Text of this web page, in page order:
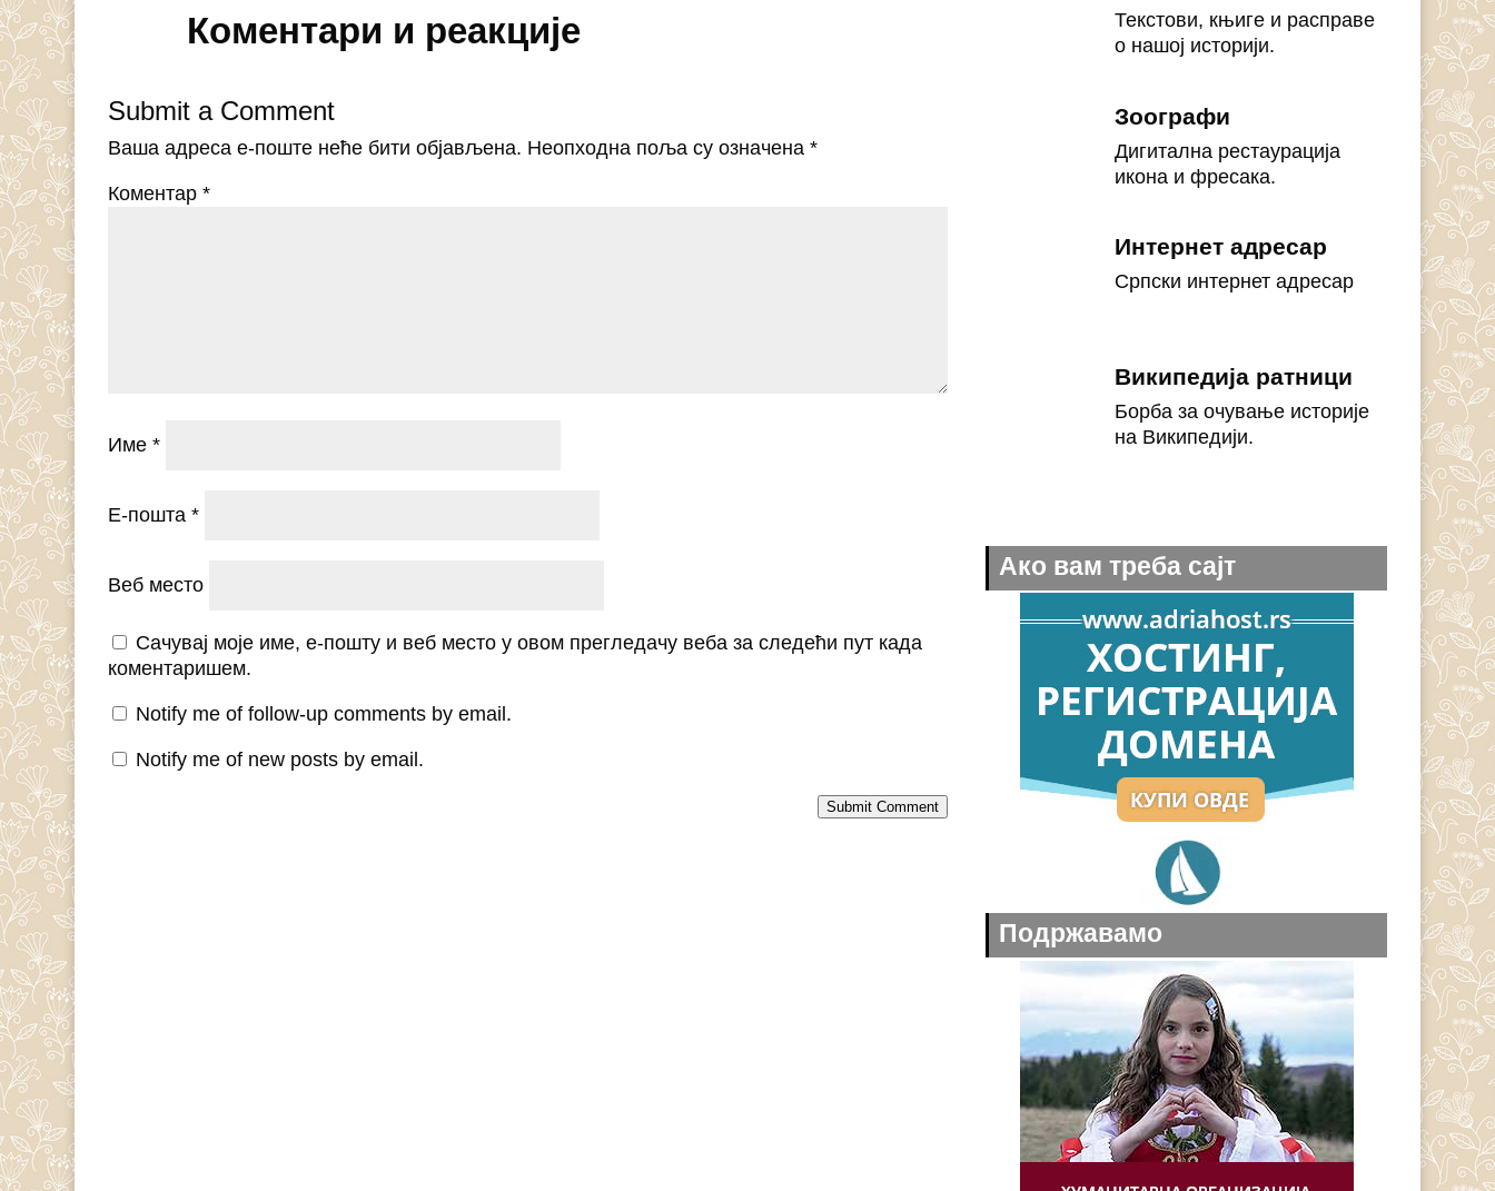
Коментари и реакције
Submit a Comment
Ваша адреса е-поште неће бити објављена. Неопходна поља су означена*
Коментар*
Име*
Е-пошта*
Веб место
Сачувај моје име, е-пошту и веб место у овом прегледачу веба за следећи пут када
коментаришем.
Notify me of follow-up comments by email.
Notify me of new posts by email.
Submit Comment
Текстови, књиге и расправе
о нашој историји.
Зоографи
Дигитална рестаурација
икона и фресака.
Интернет адресар
Српски интернет адресар
Википедија ратници
Борба за очување историје
на Википедији.
Ако вам треба сајт
Подржавамо